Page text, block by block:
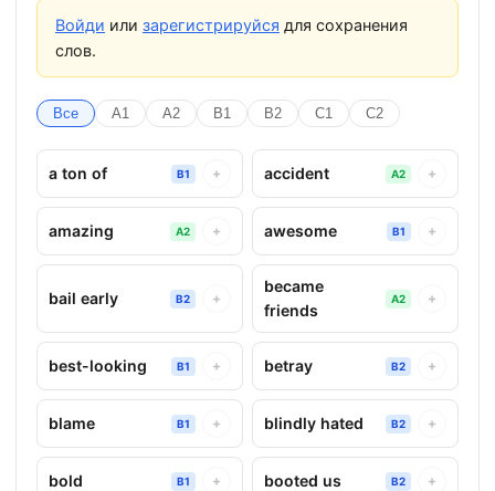
Войди или зарегистрируйся для сохранения
слов.
Все A1 A2 B1 B2 C1 C2
a ton of B1 + accident A2 +
amazing A2 + awesome B1 +
bail early B2 +
became
friends
A2 +
best-looking B1 + betray B2 +
blame B1 + blindly hated B2 +
bold B1 + booted us B2 +